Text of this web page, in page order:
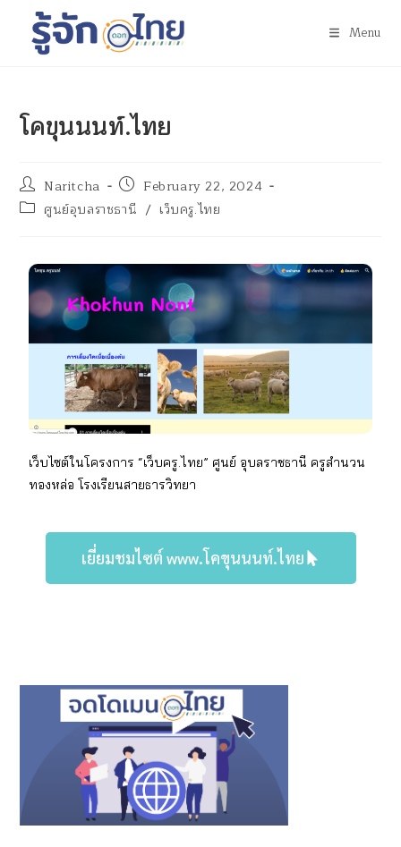
Menu
โคขุนนนท์.ไทย
Naritcha
February 22, 2024
ศูนย์อุบลราชธานี / เว็บครู.ไทย
เว็บไซต์ในโครงการ “เว็บครู.ไทย” ศูนย์ อุบลราชธานี ครูสำนวน
ทองหล่อโรงเรียนสายธารวิทยา
เยี่ยมชมไซต์ www.โคขุนนนท์.ไทย